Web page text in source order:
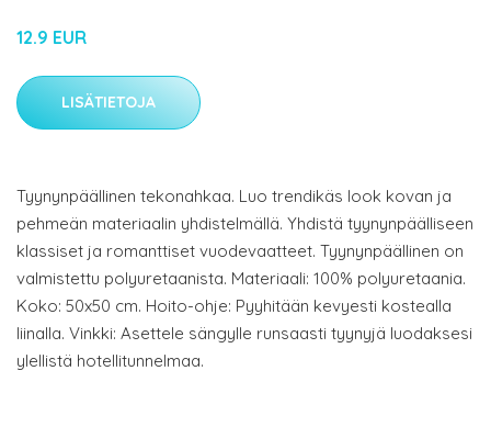
12.9 EUR
LISÄTIETOJA
Tyynynpäällinen tekonahkaa. Luo trendikäs look kovan ja
pehmeän materiaalin yhdistelmällä. Yhdistä tyynynpäälliseen
klassiset ja romanttiset vuodevaatteet. Tyynynpäällinen on
valmistettu polyuretaanista. Materiaali: 100% polyuretaania.
Koko: 50x50 cm. Hoito-ohje: Pyyhitään kevyesti kostealla
liinalla. Vinkki: Asettele sängylle runsaasti tyynyjä luodaksesi
ylellistä hotellitunnelmaa.